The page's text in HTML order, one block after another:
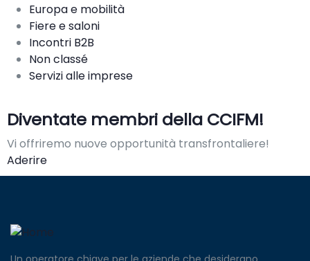
Europa e mobilità
Fiere e saloni
Incontri B2B
Non classé
Servizi alle imprese
Diventate membri della CCIFM!
Vi offriremo nuove opportunità transfrontaliere!
Aderire